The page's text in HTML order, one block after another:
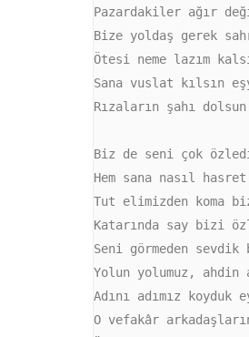
Pazardakiler ağır
Bize yoldaş gerek
Ötesi neme lazım
Sana vuslat kılsın
Rızaların şahı
Biz de seni çok
Hem sana nasıl
Tut elimizden koma
Katarında say bizi
Seni görmeden
Yolun yolumuz,
Adını adımız koyduk
O vefakâr